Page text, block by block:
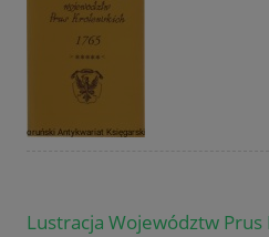
Lustracja Województw